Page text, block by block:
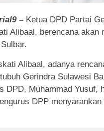
– Ketua DPD Partai
Alibaal, berencana
Alibaal, adanya
Gerindra Sulawesi
DPD, Muhammad Yusuf,
DPP